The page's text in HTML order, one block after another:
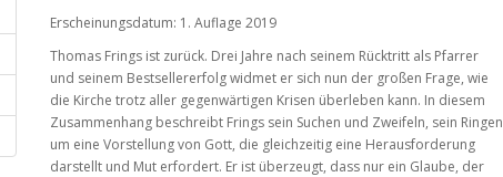
Erscheinungsdatum: 1. Auflage 2019
Thomas Frings ist zurück. Drei Jahre nach seinem Rücktritt als Pfarrer
und seinem Bestsellererfolg widmet er sich nun der großen Frage, wie
die Kirche trotz aller gegenwärtigen Krisen überleben kann. In diesem
Zusammenhang beschreibt Frings sein Suchen und Zweifeln, sein Ringen
um eine Vorstellung von Gott, die gleichzeitig eine Herausforderung
darstellt und Mut erfordert. Er ist überzeugt, dass nur ein Glaube, der